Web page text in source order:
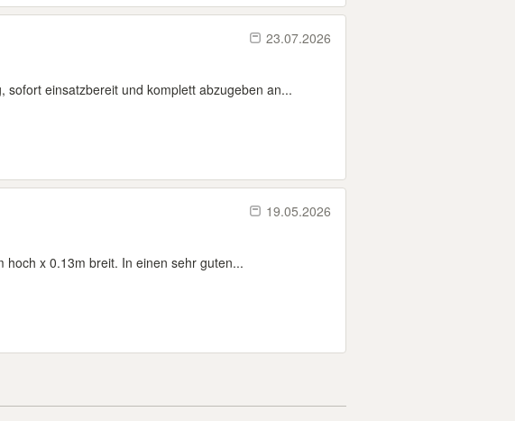
23.07.2026
sofort einsatzbereit und komplett abzugeben an...
19.05.2026
x 0.13m breit. In einen sehr guten...